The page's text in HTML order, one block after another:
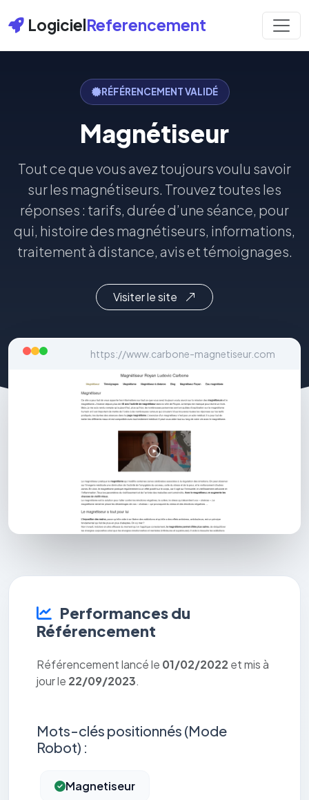
LogicielReferencement
RÉFÉRENCEMENT VALIDÉ
Magnétiseur
Tout ce que vous avez toujours voulu savoir
sur les magnétiseurs. Trouvez toutes les
réponses : tarifs, durée d’une séance, pour
qui, histoire des magnétiseurs, informations,
traitement à distance, avis et témoignages.
Visiter le site
https://www.carbone-magnetiseur.com
Performances du
Référencement
Référencement lancé le 01/02/2022 et mis à
jour le 22/09/2023.
Mots-clés positionnés (Mode
Robot) :
Magnetiseur